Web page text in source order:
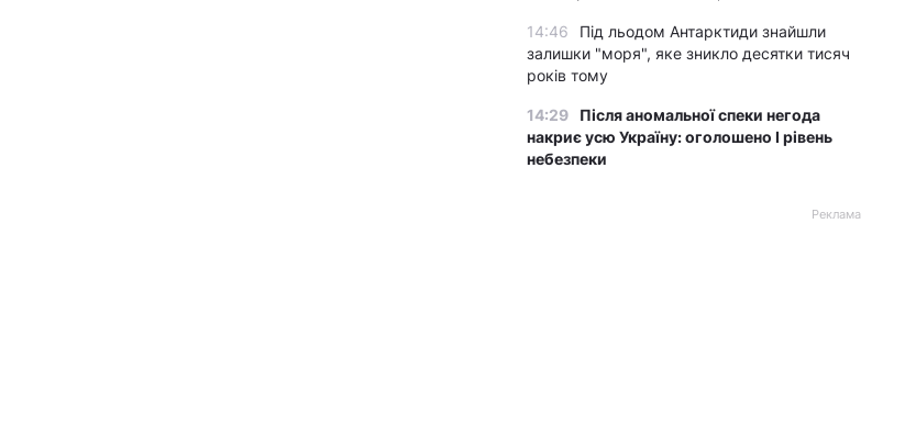
14:46
Під льодом Антарктиди знайшли
залишки "моря", яке зникло десятки тисяч
років тому
14:29
Після аномальної спеки негода
накриє усю Україну: оголошено І рівень
небезпеки
Реклама